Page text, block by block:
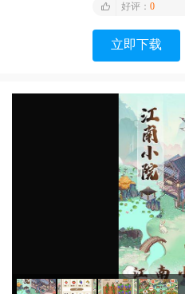
好评： 0
立即下载